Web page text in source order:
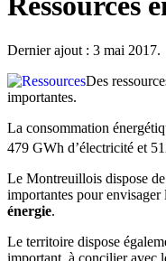
Dernier ajout : 3 mai 2017.
Des
importantes.
La consommation
479 GWh d’électricité et
Le Montreuillois dispose de
importantes pour envisager
énergie.
Le territoire dispose